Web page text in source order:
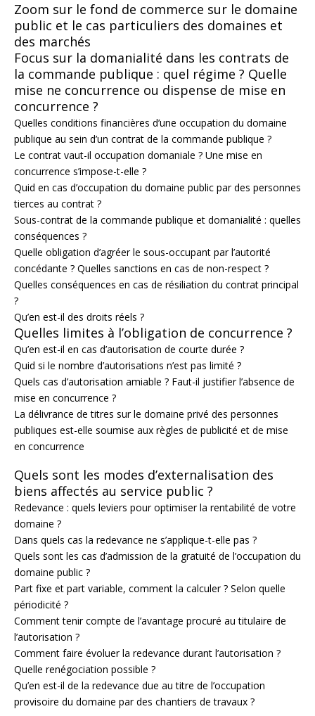
Zoom sur le fond de commerce sur le domaine
public et le cas particuliers des domaines et
des marchés
Focus sur la domanialité dans les contrats de
la commande publique : quel régime ? Quelle
mise ne concurrence ou dispense de mise en
concurrence ?
Quelles conditions financières d’une occupation du domaine
publique au sein d’un contrat de la commande publique ?
Le contrat vaut-il occupation domaniale ? Une mise en
concurrence s’impose-t-elle ?
Quid en cas d’occupation du domaine public par des personnes
tierces au contrat ?
Sous-contrat de la commande publique et domanialité : quelles
conséquences ?
Quelle obligation d’agréer le sous-occupant par l’autorité
concédante ? Quelles sanctions en cas de non-respect ?
Quelles conséquences en cas de résiliation du contrat principal
?
Qu’en est-il des droits réels ?
Quelles limites à l’obligation de concurrence ?
Qu’en est-il en cas d’autorisation de courte durée ?
Quid si le nombre d’autorisations n’est pas limité ?
Quels cas d’autorisation amiable ? Faut-il justifier l’absence de
mise en concurrence ?
La délivrance de titres sur le domaine privé des personnes
publiques est-elle soumise aux règles de publicité et de mise
en concurrence
Quels sont les modes d’externalisation des
biens affectés au service public ?
Redevance : quels leviers pour optimiser la rentabilité de votre
domaine ?
Dans quels cas la redevance ne s’applique-t-elle pas ?
Quels sont les cas d’admission de la gratuité de l’occupation du
domaine public ?
Part fixe et part variable, comment la calculer ? Selon quelle
périodicité ?
Comment tenir compte de l’avantage procuré au titulaire de
l’autorisation ?
Comment faire évoluer la redevance durant l’autorisation ?
Quelle renégociation possible ?
Qu’en est-il de la redevance due au titre de l’occupation
provisoire du domaine par des chantiers de travaux ?